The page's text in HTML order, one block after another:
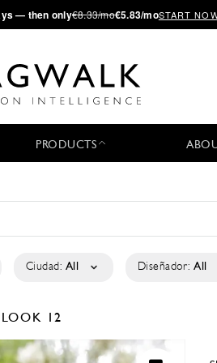
— then only€8.33/mo€5.83/moSTART
PRODUCTS
Ciudad: All Diseñador: All
LOOK 12